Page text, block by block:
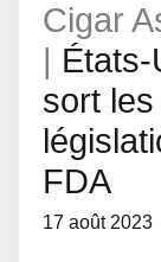
Cigar
États-
sort
FDA
17 août 2023